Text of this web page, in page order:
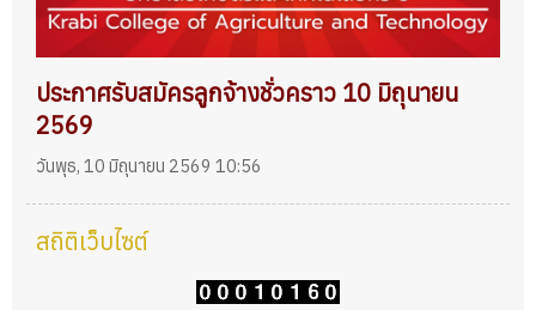
ประกาศรับสมัครลูกจ้างชั่วคราว 10 มิถุนายน
2569
วันพุธ, 10 มิถุนายน 2569 10:56
สถิติเว็บไซต์